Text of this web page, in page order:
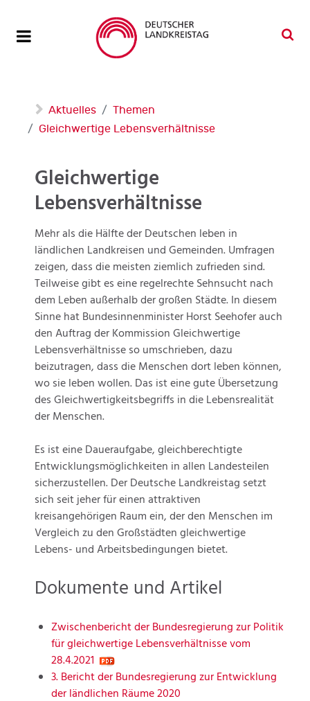
Aktuelles
Themen
Gleichwertige Lebensverhältnisse
Gleichwertige
Lebensverhältnisse
Mehr als die Hälfte der Deutschen leben in
ländlichen Landkreisen und Gemeinden. Umfragen
zeigen, dass die meisten ziemlich zufrieden sind.
Teilweise gibt es eine regelrechte Sehnsucht nach
dem Leben außerhalb der großen Städte. In diesem
Sinne hat Bundesinnenminister Horst Seehofer auch
den Auftrag der Kommission Gleichwertige
Lebensverhältnisse so umschrieben, dazu
beizutragen, dass die Menschen dort leben können,
wo sie leben wollen. Das ist eine gute Übersetzung
des Gleichwertigkeitsbegriffs in die Lebensrealität
der Menschen.
Es ist eine Daueraufgabe, gleichberechtigte
Entwicklungsmöglichkeiten in allen Landesteilen
sicherzustellen. Der Deutsche Landkreistag setzt
sich seit jeher für einen attraktiven
kreisangehörigen Raum ein, der den Menschen im
Vergleich zu den Großstädten gleichwertige
Lebens- und Arbeitsbedingungen bietet.
Dokumente und Artikel
Zwischenbericht der Bundesregierung zur Politik
für gleichwertige Lebensverhältnisse vom
28.4.2021
3. Bericht der Bundesregierung zur Entwicklung
der ländlichen Räume 2020